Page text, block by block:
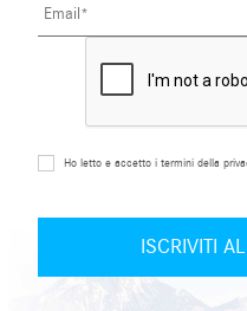
Ho letto e accetto i termini della